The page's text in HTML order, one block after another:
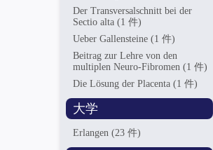
Der Transversalschnitt bei der
Sectio alta(1 件)
Ueber Gallensteine(1 件)
Beitrag zur Lehre von den
multiplen Neuro-Fibromen(1 件)
Die Lösung der Placenta(1 件)
大学
Erlangen(23 件)